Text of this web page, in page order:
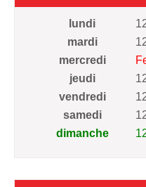
lundi
mardi
mercredi
jeudi
vendredi
samedi
dimanche